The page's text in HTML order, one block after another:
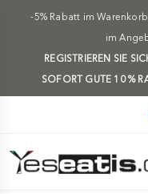
-5% Rabatt im
im
REGISTRIEREN SIE
SOFORT GUTE 10 %